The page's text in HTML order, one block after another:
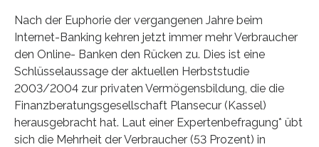
Nach der Euphorie der vergangenen Jahre beim
Internet-Banking kehren jetzt immer mehr Verbraucher
den Online- Banken den Rücken zu. Dies ist eine
Schlüsselaussage der aktuellen Herbststudie
2003/2004 zur privaten Vermögensbildung, die die
Finanzberatungsgesellschaft Plansecur (Kassel)
herausgebracht hat. Laut einer Expertenbefragung* übt
sich die Mehrheit der Verbraucher (53 Prozent) in